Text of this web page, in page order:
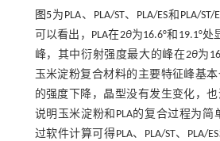
图5为PLA、PLA/ST、PLA/ES和PLA/
可以看出，PLA在2θ为16.6°和19.1°处
峰，其中衍射强度最大的峰在2θ为
玉米淀粉复合材料的主要特征峰基
的强度下降，晶型没有发生变化，也
说明玉米淀粉和PLA的复合过程为简
过软件计算可得PLA、PLA/ST、PLA/